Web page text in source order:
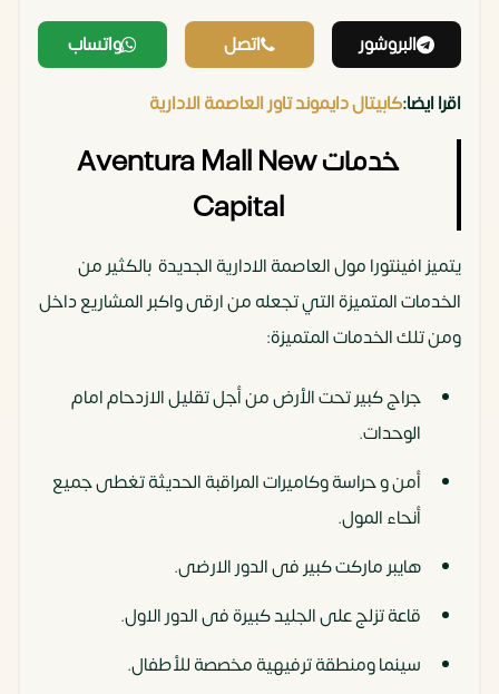
البروشور اتصل واتساب
اقرا ايضا:كابيتال دايموند تاور العاصمة الادارية
خدمات Aventura Mall New
Capital
يتميز افينتورا مول العاصمة الادارية الجديدة بالكثير من
الخدمات المتميزة التي تجعله من ارقى واكبر المشاريع داخل
ومن تلك الخدمات المتميزة:
جراج كبير تحت الأرض من أجل تقليل الازدحام امام
الوحدات.
أمن و حراسة وكاميرات المراقبة الحديثة تغطى جميع
أنحاء المول.
هايبر ماركت كبير فى الدور الارضى.
قاعة تزلج على الجليد كبيرة فى الدور الاول.
سينما ومنطقة ترفيهية مخصصة للأطفال.